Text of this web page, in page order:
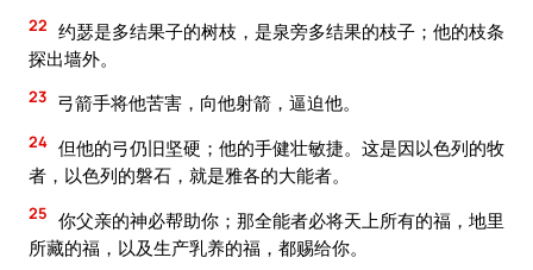
22 约瑟是多结果子的树枝，是泉旁多结果的枝子；他的枝条
探出墙外。
23 弓箭手将他苦害，向他射箭，逼迫他。
24 但他的弓仍旧坚硬；他的手健壮敏捷。这是因以色列的牧
者，以色列的磐石，就是雅各的大能者。
25 你父亲的神必帮助你；那全能者必将天上所有的福，地里
所藏的福，以及生产乳养的福，都赐给你。